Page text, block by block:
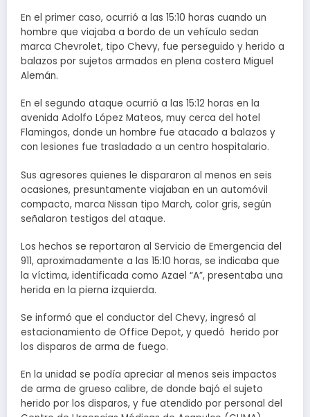
En el primer caso, ocurrió a las 15:10 horas cuando un
hombre que viajaba a bordo de un vehículo sedan
marca Chevrolet, tipo Chevy, fue perseguido y herido a
balazos por sujetos armados en plena costera Miguel
Alemán.
En el segundo ataque ocurrió a las 15:12 horas en la
avenida Adolfo López Mateos, muy cerca del hotel
Flamingos, donde un hombre fue atacado a balazos y
con lesiones fue trasladado a un centro hospitalario.
Sus agresores quienes le dispararon al menos en seis
ocasiones, presuntamente viajaban en un automóvil
compacto, marca Nissan tipo March, color gris, según
señalaron testigos del ataque.
Los hechos se reportaron al Servicio de Emergencia del
911, aproximadamente a las 15:10 horas, se indicaba que
la víctima, identificada como Azael “A”, presentaba una
herida en la pierna izquierda.
Se informó que el conductor del Chevy, ingresó al
estacionamiento de Office Depot, y quedó herido por
los disparos de arma de fuego.
En la unidad se podía apreciar al menos seis impactos
de arma de grueso calibre, de donde bajó el sujeto
herido por los disparos, y fue atendido por personal del